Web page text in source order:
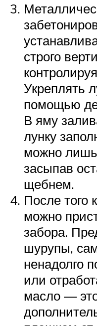
строго
Укреплять
помощью
В яму
лунку
можно
засыпав
щебнем.
После того
можно
забора.
шурупы,
ненадолго
или
масло —